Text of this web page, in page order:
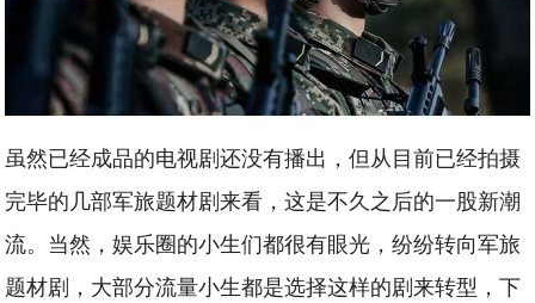
虽然已经成品的电视剧还没有播出，但从目前已经拍摄
完毕的几部军旅题材剧来看，这是不久之后的一股新潮
流。当然，娱乐圈的小生们都很有眼光，纷纷转向军旅
题材剧，大部分流量小生都是选择这样的剧来转型，下